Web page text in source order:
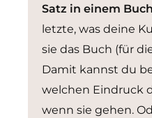
Satz in einem
letzte, was deine
sie das Buch (für
Damit kannst du
welchen Eindruck
wenn sie gehen.